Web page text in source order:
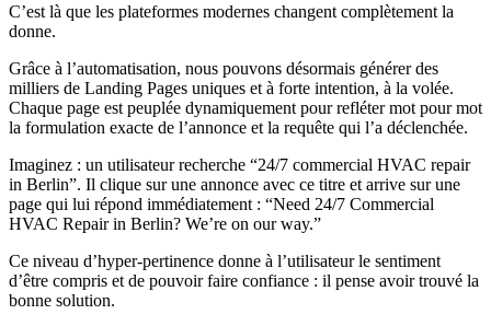
C’est là que les plateformes modernes changent complètement la
donne.
Grâce à l’automatisation, nous pouvons désormais générer des
milliers de Landing Pages uniques et à forte intention, à la volée.
Chaque page est peuplée dynamiquement pour refléter mot pour mot
la formulation exacte de l’annonce et la requête qui l’a déclenchée.
Imaginez : un utilisateur recherche “24/7 commercial HVAC repair
in Berlin”. Il clique sur une annonce avec ce titre et arrive sur une
page qui lui répond immédiatement : “Need 24/7 Commercial
HVAC Repair in Berlin? We’re on our way.”
Ce niveau d’hyper-pertinence donne à l’utilisateur le sentiment
d’être compris et de pouvoir faire confiance : il pense avoir trouvé la
bonne solution.